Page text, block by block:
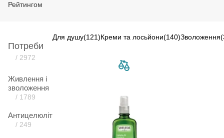
Рейтингом
Потреби
/ 2972
Живлення і
зволоження
/ 1789
Антицелюліт
/ 249
Для душу(121)Креми та лосьйони(140)Зволоження